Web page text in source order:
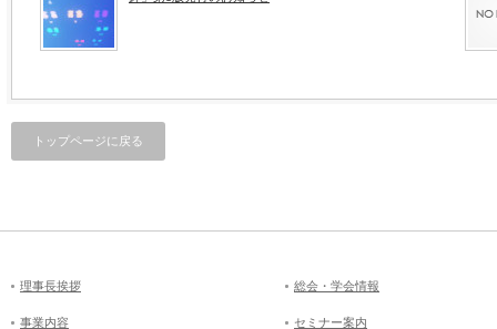
トップページに戻る
理事長挨拶
事業内容
総会・学会情報
セミナー案内